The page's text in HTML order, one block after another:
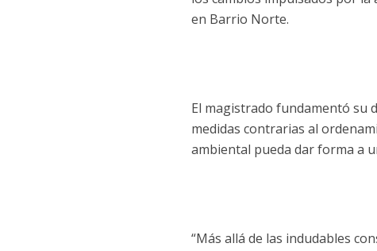
en Barrio Norte.
El magistrado fundamentó su
medidas contrarias al
ambiental pueda dar forma a
“Más allá de las indudables